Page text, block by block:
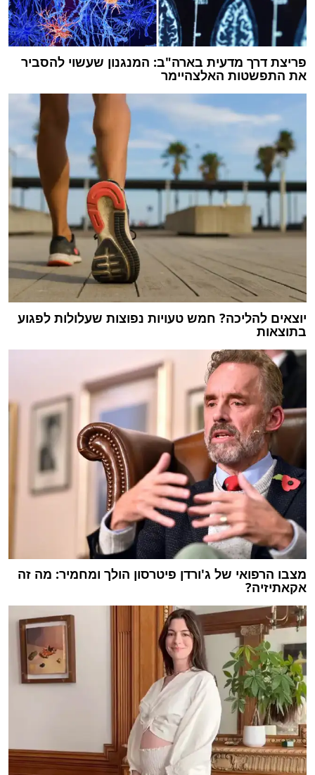
פריצת דרך מדעית בארה"ב: המנגנון שעשוי להסביר
את התפשטות האלצהיימר
יוצאים להליכה? חמש טעויות נפוצות שעלולות לפגוע
בתוצאות
מצבו הרפואי של ג'ורדן פיטרסון הולך ומחמיר: מה זה
אקאתיזיה?